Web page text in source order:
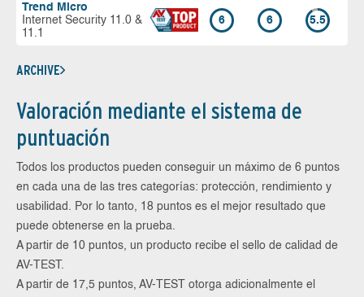
Trend Micro
Internet Security 11.0 &
11.1
6 6 5.5
ARCHIVE
Valoración mediante el sistema de
puntuación
Todos los productos pueden conseguir un máximo de 6 puntos
en cada una de las tres categorías: protección, rendimiento y
usabilidad. Por lo tanto, 18 puntos es el mejor resultado que
puede obtenerse en la prueba.
A partir de 10 puntos, un producto recibe el sello de calidad de
AV-TEST.
A partir de 17,5 puntos, AV-TEST otorga adicionalmente el